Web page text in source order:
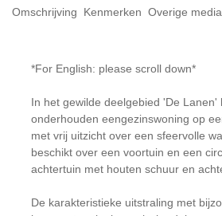
Omschrijving Kenmerken Overige media
*For English: please scroll down*
In het gewilde deelgebied 'De Lanen'
onderhouden eengezinswoning op
met vrij uitzicht over een sfeervolle
beschikt over een voortuin en een
achtertuin met houten schuur en
De karakteristieke uitstraling met